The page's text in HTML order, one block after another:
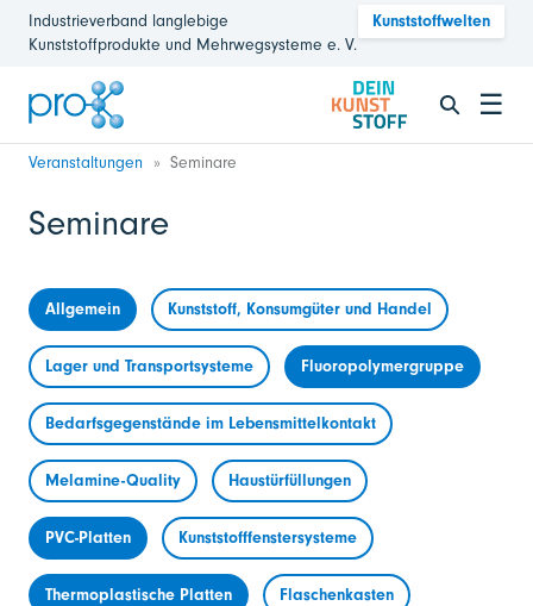
Industrieverband langlebige
Kunststoffprodukte und Mehrwegsysteme e. V.
Kunststoffwelten
☰
Veranstaltungen Seminare
Seminare
Allgemein Kunststoff, Konsumgüter und Handel
Lager und Transportsysteme Fluoropolymergruppe
Bedarfsgegenstände im Lebensmittelkontakt
Melamine-Quality Haustürfüllungen
PVC-Platten Kunststofffenstersysteme
Thermoplastische Platten Flaschenkasten